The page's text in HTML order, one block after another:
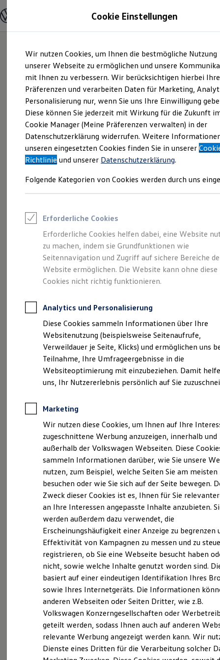
Hauptinhalt
springen
Footer
springen
Modelle und Konfigurator
Modelle vergleichen
Elektroautos
ENERGY Sondermodelle
Nutzfahrzeuge
SUV und CUV
Familienautos
Kombis
Kompaktwagen
Sportwagen
Schnell verfügbare Fahrzeuge
Angebote und Produkte
Aktuelle Angebote
E-Auto-Förderung
Volkswagen Marktplatz
Junge Gebrauchtwagen und Gebrauchtwagen
Saisonangebote
Leasing
Leasing-Angebote
Gebrauchtwagen Leasing
Junge Gebrauchtwagen-Leasing
Elektroauto Leasing
Kleinwagen-Leasing
Leasing ohne Anzahlung
Autokredit mit Schlussrate
Versicherungen und Garantien
Kfz-Versicherung
Restschuldversicherungen
Garantien
Wartungsverträge
Geschäftskunden
Professional Class bei Volkswagen
Großkunden
Behörden
Anpfiff zum Gewinn
Elektroautos
ID. Tutorials
Elektrofahrzeugkonzepte
Reichweite
Reichweite der ID. Modelle
Reichweite im Winter
Laden
Laden unterwegs
Laden Zuhause
Ladezeitensimulator
Batterie
Sicherheit
Garantie und Lebensdauer
Nachhaltigkeit
Technologie
Kosten und Kauf
Verbrauchskosten
Kaufoptionen
E-Auto-Förderung
Software und Konnektivität
Die ID. Software 6
ID. Software Versionen und Updates
Digitale Extras
Schnittstellen zu Ihrem ID.
Mehr Raum für alle(s).
Der Tayron.
Probefahrt vereinbaren
Fahrzeugangebot anfordern
Servicetermin buchen
Serviceanfrage stellen
Cookie Einstellungen
Wir nutzen Cookies, um Ihnen die bestmögliche Nutzung
unserer Webseite zu ermöglichen und unsere
mit Ihnen zu verbessern. Wir berücksichtigen hierbei Ihre
Präferenzen und verarbeiten Daten für Marketing,
Personalisierung nur, wenn Sie uns Ihre Einwilligung
Diese können Sie jederzeit mit Wirkung für die Zukunft
Cookie Manager (Meine Präferenzen verwalten) in der
Datenschutzerklärung widerrufen. Weitere
unseren eingesetzten Cookies finden Sie in unserer
Richtlinie und unserer Datenschutzerklärung.
Folgende Kategorien von Cookies werden durch uns
Erforderliche Cookies
Erforderliche Cookies helfen dabei, eine Website
zu machen, indem sie Grundfunktionen wie
Seitennavigation und Zugriff auf sichere Bereiche
Website ermöglichen. Die Website kann ohne diese
Cookies nicht richtig funktionieren.
Analytics und Personalisierung
Diese Cookies sammeln Informationen über Ihre
Websitenutzung (beispielsweise Seitenaufrufe,
Verweildauer je Seite, Klicks) und ermöglichen uns
Teilnahme, Ihre Umfrageergebnisse in die
Websiteoptimierung mit einzubeziehen. Damit
uns, Ihr Nutzererlebnis persönlich auf Sie
Marketing
Wir nutzen diese Cookies, um Ihnen auf Ihre
zugeschnittene Werbung anzuzeigen, innerhalb und
außerhalb der Volkswagen Webseiten. Diese
sammeln Informationen darüber, wie Sie unsere
nutzen, zum Beispiel, welche Seiten Sie am meisten
besuchen oder wie Sie sich auf der Seite bewegen.
Zweck dieser Cookies ist es, Ihnen für Sie
an Ihre Interessen angepasste Inhalte anzubieten.
werden außerdem dazu verwendet, die
Erscheinungshäufigkeit einer Anzeige zu begrenzen
Effektivität von Kampagnen zu messen und zu
registrieren, ob Sie eine Webseite besucht haben
nicht, sowie welche Inhalte genutzt worden sind.
basiert auf einer eindeutigen Identifikation Ihres
sowie Ihres Internetgeräts. Die Informationen
anderen Webseiten oder Seiten Dritter, wie z.B.
Volkswagen Konzerngesellschaften oder
geteilt werden, sodass Ihnen auch auf anderen
relevante Werbung angezeigt werden kann. Wir
Dienste eines Dritten für die Verarbeitung solcher